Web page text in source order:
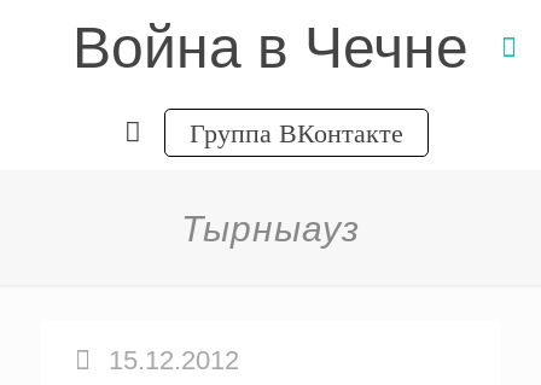
Война в Чечне
Группа ВКонтакте
Тырныауз
15.12.2012